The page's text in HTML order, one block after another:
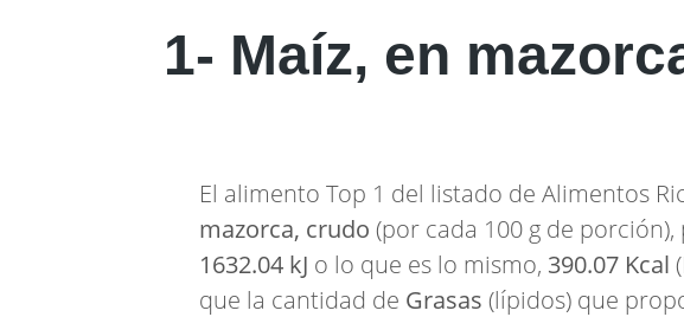
1- Maíz, en
El alimento Top 1 del listado de Alimentos
mazorca, crudo (por cada 100 g de
1632.04 kJ o lo que es lo mismo, 390.07 Kcal
que la cantidad de Grasas (lípidos) que